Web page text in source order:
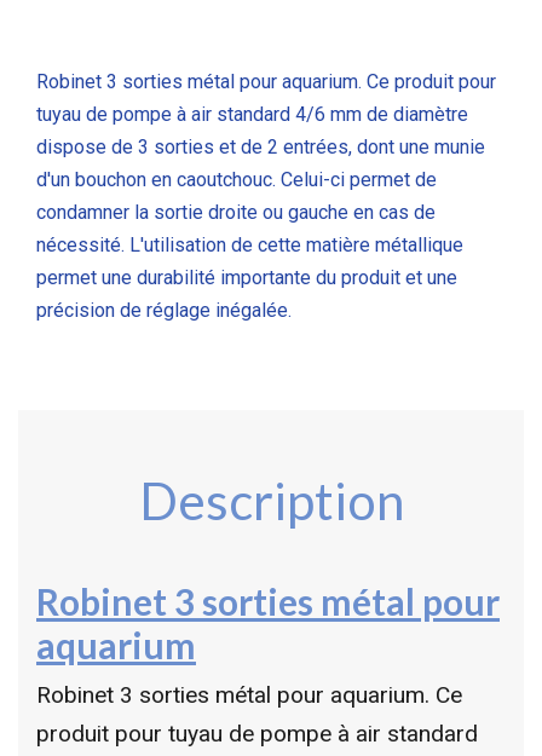
Robinet 3 sorties métal pour aquarium. Ce produit pour
tuyau de pompe à air standard 4/6 mm de diamètre
dispose de 3 sorties et de 2 entrées, dont une munie
d'un bouchon en caoutchouc. Celui-ci permet de
condamner la sortie droite ou gauche en cas de
nécessité. L'utilisation de cette matière métallique
permet une durabilité importante du produit et une
précision de réglage inégalée.
Description
Robinet 3 sorties métal pour
aquarium
Robinet 3 sorties métal pour aquarium. Ce
produit pour tuyau de pompe à air standard